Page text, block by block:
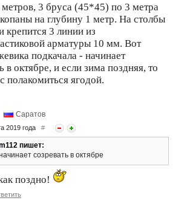
метров, 3 бруса (45*45) по 3 метра
на глубину 1 метр. На столбы
крепится 3 линии из
арматуры 10 мм. Вот
подкачала - начинает
в октябре, и если зима поздняя, то
полакомиться ягодой.
Саратов
2019 года #
пишет:
созревать в октябре
поздно!